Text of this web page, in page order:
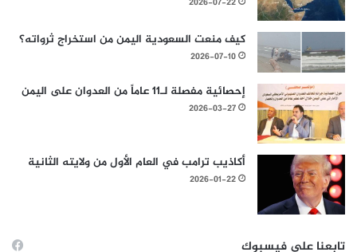
كيف منعت السعودية اليمن من استخراج ثرواته؟
2026-07-10
إحصائية مفصلة لـ11 عاماً من العدوان على اليمن
2026-03-27
أكاذيب ترامب في العام الأول من ولايته الثانية
2026-01-22
تابعنا على فيسبوك